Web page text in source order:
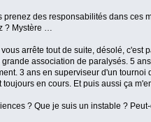
prenez des responsabilités dans ces
? Mystère …
arrête tout de suite, désolé,
association de paralysés. 5
3 ans en superviseur d'un
toujours en cours. Et puis aussi ça
? Que je suis un instable ?